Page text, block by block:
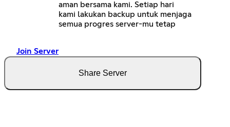
aman bersama kami. Setiap hari
kami lakukan backup untuk menjaga
semua progres server-mu tetap
Join Server
Share Server